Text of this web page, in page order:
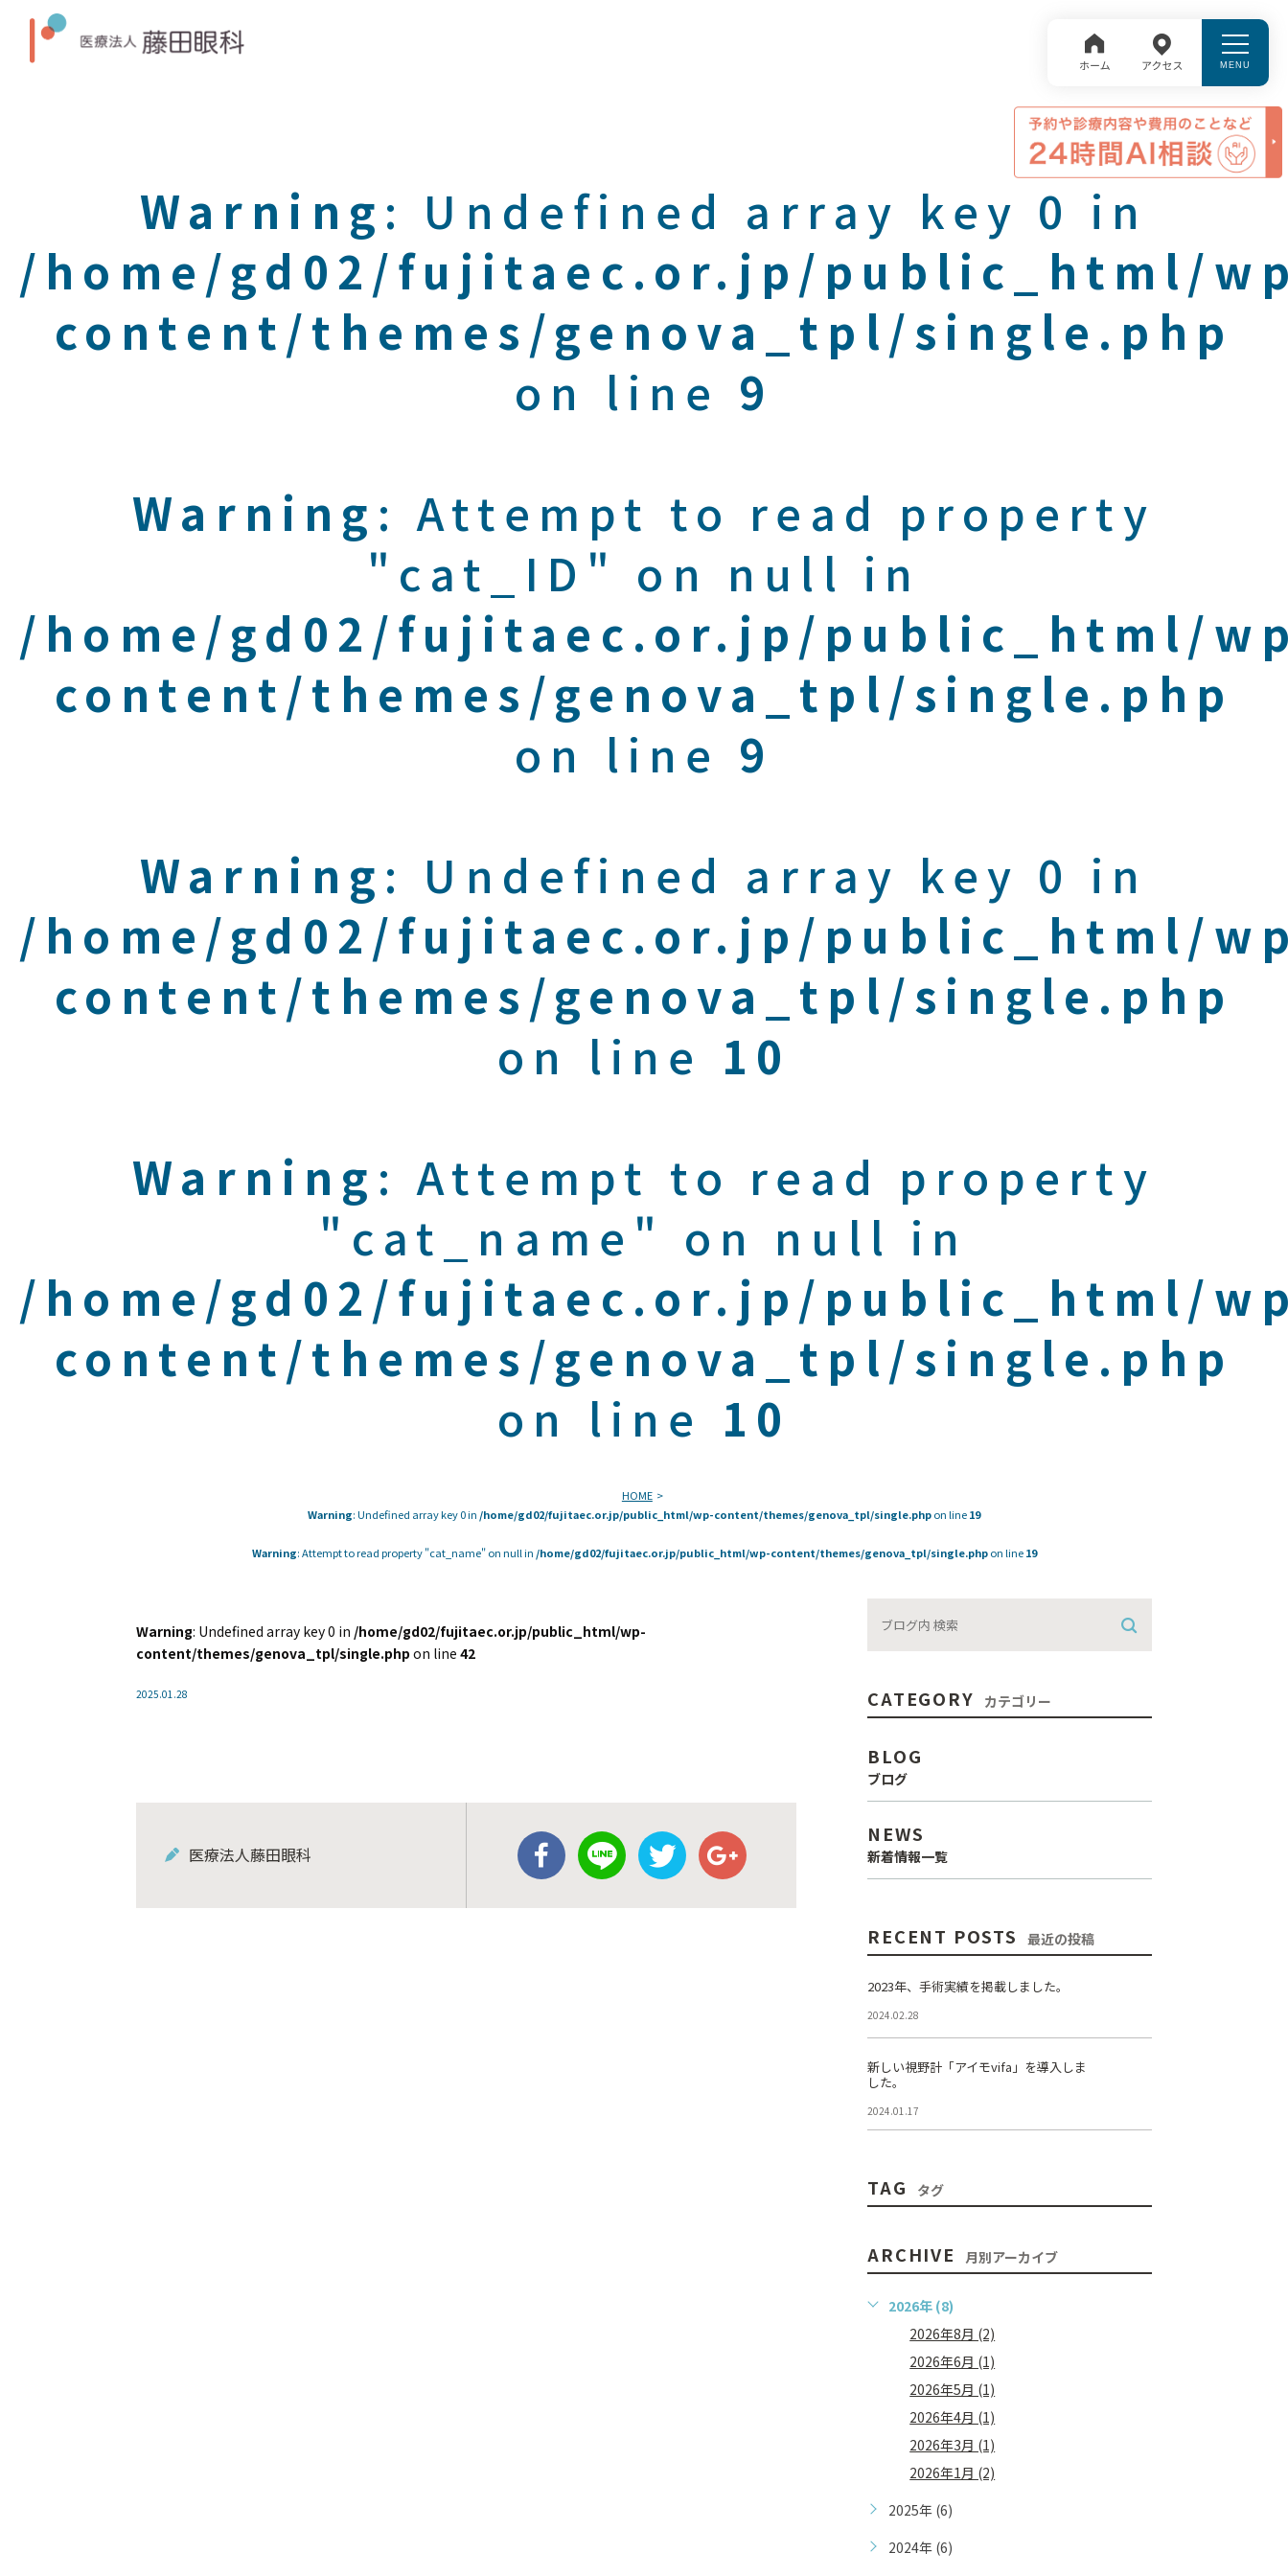
Warning: Undefined array key 0 in
/home/gd02/fujitaec.or.jp/public_html/
content/themes/genova_tpl/single.php
on line 9
Warning : Attempt to read property
"cat_ID" on null in
/home/gd02/fujitaec.or.jp/public_html/
content/themes/genova_tpl/single.php
on line 9
Warning: Undefined array key 0 in
/home/gd02/fujitaec.or.jp/public_html/
content/themes/genova_tpl/single.php
on line 10
Warning : Attempt to read property
"cat_name" on null in
/home/gd02/fujitaec.or.jp/public_html/
content/themes/genova_tpl/single.php
on line 10
HOME
Warning: Undefined array key 0 in /home/gd02/fujitaec.or.jp/public_html/wp-content/themes/genova_tpl/single.phpon line19
Warning: Attempt to read property "cat_name" on null in /home/gd02/fujitaec.or.jp/public_html/wp-content/themes/genova_tpl/single.phpon line19
Warning: Undefined array key 0 in /home/gd02/fujitaec.or.jp/public_html/wp-
content/themes/genova_tpl/single.php on line 42
2025.01.28
医療法人藤田眼科
CATEGORY カテゴリー
BLOG
ブログ
NEWS
新着情報一覧
RECENT POSTS 最近の投稿
2023年、手術実績を掲載しました。
2024.02.28
新しい視野計「アイモvifa」を導入しま
した。
2024.01.17
TAG タグ
ARCHIVE 月別アーカイブ
2026年 (8)
2026年8月 (2)
2026年6月 (1)
2026年5月 (1)
2026年4月 (1)
2026年3月 (1)
2026年1月 (2)
2025年 (6)
2024年 (6)